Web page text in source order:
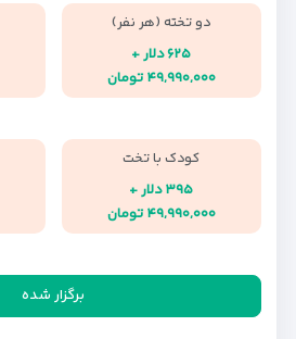
دو تخته (هر نفر)
۶۲۵ دلار +
۴۹,۹۹۰,۰۰۰ تومان
کودک با تخت
۳۹۵ دلار +
۴۹,۹۹۰,۰۰۰ تومان
برگزار شده